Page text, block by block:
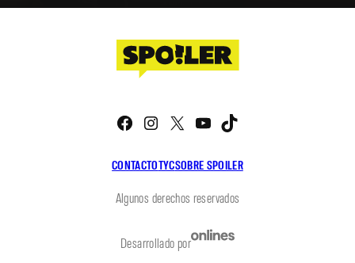
CONTACTOTYCSOBRE SPOILER
Facebook
Instagram
X YouTube
Algunos derechos reservados
Desarrollado por